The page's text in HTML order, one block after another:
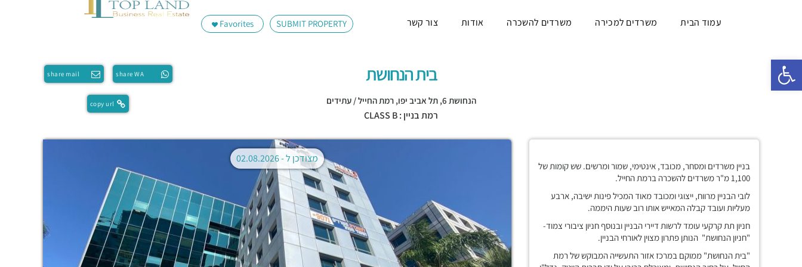
פתח סרגל נגישות
SUBMIT PROPERTY
Favorites עמוד הבית משרדים למכירה משרדים להשכרה אודות צור קשר
share WA
share mail
copy url
בית הנחושת
הנחושת 6, תל אביב יפו,רמת החייל / עתידים
רמת בניין : CLASS B
מצודכן ל -
בניין משרדים ומסחר, מכובד, אינטימי, שמור ומרשים. שש קומות של
1,100 מ"ר משרדים להשכרה ברמת החייל.
לובי הבניין מרווח, ייצוגי ומכובד מאוד המכיל פינות ישיבה, ארבע
מעליות ועובד קבלה המאייש אותו רוב שעות היממה.
חניון תת קרקעי עומד לרשות דיירי הבניין ובנוסף חניון ציבורי צמוד-
"חניון הנחושת" הנותן פתרון מצוין לאורחי הבניין.
"בית הנחושת" ממוקם במרכז אזור התעשייה המבוקש של רמת